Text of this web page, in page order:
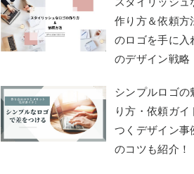
占い師7選｜無料鑑定
あり
と
出
まで
作り方＆依頼方
のロゴを手に入
のデザイン戦略
シンプルロゴの
り方・依頼ガイ
つくデザイン事
のコツも紹介！